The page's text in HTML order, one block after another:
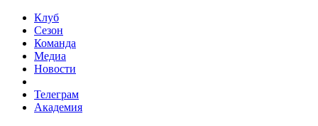
Клуб
Сезон
Команда
Медиа
Новости
Телеграм
Академия